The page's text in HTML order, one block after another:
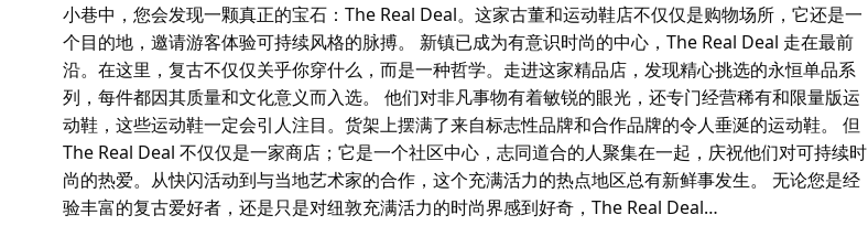
小巷中，您会发现一颗真正的宝石：The Real Deal。这家古董和运动鞋店不仅仅是购物场所，它还是一
个目的地，邀请游客体验可持续风格的脉搏。 新镇已成为有意识时尚的中心，The Real Deal 走在最前
沿。在这里，复古不仅仅关乎你穿什么，而是一种哲学。走进这家精品店，发现精心挑选的永恒单品系
列，每件都因其质量和文化意义而入选。 他们对非凡事物有着敏锐的眼光，还专门经营稀有和限量版运
动鞋，这些运动鞋一定会引人注目。货架上摆满了来自标志性品牌和合作品牌的令人垂涎的运动鞋。 但
The Real Deal 不仅仅是一家商店；它是一个社区中心，志同道合的人聚集在一起，庆祝他们对可持续时
尚的热爱。从快闪活动到与当地艺术家的合作，这个充满活力的热点地区总有新鲜事发生。 无论您是经
验丰富的复古爱好者，还是只是对纽敦充满活力的时尚界感到好奇，The Real Deal…